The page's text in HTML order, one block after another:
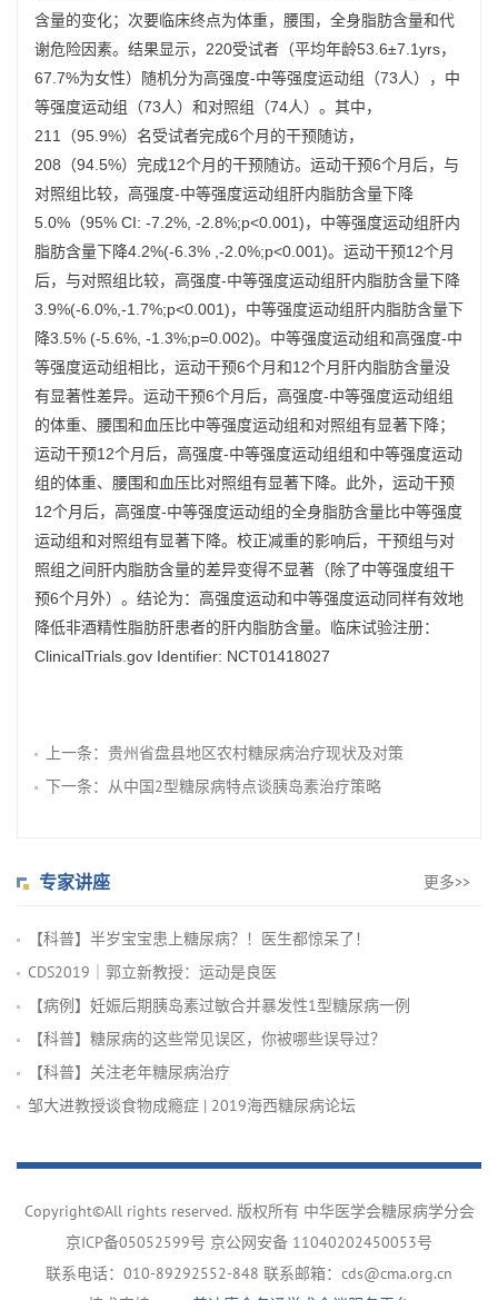
含量的变化；次要临床终点为体重，腰围，全身脂肪含量和代
谢危险因素。结果显示，220受试者（平均年龄53.6±7.1yrs，
67.7%为女性）随机分为高强度-中等强度运动组（73人），中
等强度运动组（73人）和对照组（74人）。其中，
211（95.9%）名受试者完成6个月的干预随访，
208（94.5%）完成12个月的干预随访。运动干预6个月后，与
对照组比较，高强度-中等强度运动组肝内脂肪含量下降
5.0%（95% CI: -7.2%, -2.8%;p<0.001)，中等强度运动组肝内
脂肪含量下降4.2%(-6.3% ,-2.0%;p<0.001)。运动干预12个月
后，与对照组比较，高强度-中等强度运动组肝内脂肪含量下降
3.9%(-6.0%,-1.7%;p<0.001)，中等强度运动组肝内脂肪含量下
降3.5% (-5.6%, -1.3%;p=0.002)。中等强度运动组和高强度-中
等强度运动组相比，运动干预6个月和12个月肝内脂肪含量没
有显著性差异。运动干预6个月后，高强度-中等强度运动组组
的体重、腰围和血压比中等强度运动组和对照组有显著下降；
运动干预12个月后，高强度-中等强度运动组组和中等强度运动
组的体重、腰围和血压比对照组有显著下降。此外，运动干预
12个月后，高强度-中等强度运动组的全身脂肪含量比中等强度
运动组和对照组有显著下降。校正减重的影响后，干预组与对
照组之间肝内脂肪含量的差异变得不显著（除了中等强度组干
预6个月外）。结论为：高强度运动和中等强度运动同样有效地
降低非酒精性脂肪肝患者的肝内脂肪含量。临床试验注册：
ClinicalTrials.gov Identifier: NCT01418027
上一条： 贵州省盘县地区农村糖尿病治疗现状及对策
下一条： 从中国2型糖尿病特点谈胰岛素治疗策略
专家讲座 更多>>
【科普】半岁宝宝患上糖尿病？！医生都惊呆了！
CDS2019｜郭立新教授：运动是良医
【病例】妊娠后期胰岛素过敏合并暴发性1型糖尿病一例
【科普】糖尿病的这些常见误区，你被哪些误导过？
【科普】关注老年糖尿病治疗
邹大进教授谈食物成瘾症 | 2019海西糖尿病论坛
Copyright©All rights reserved. 版权所有 中华医学会糖尿病学分会
京ICP备05052599号 京公网安备 11040202450053号
联系电话：010-89292552-848 联系邮箱：cds@cma.org.cn